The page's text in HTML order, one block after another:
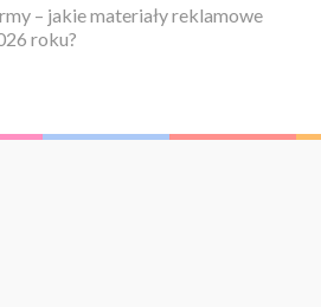
– jakie materiały reklamowe
roku?